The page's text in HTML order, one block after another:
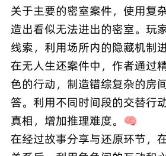
关于主要的密室案件，使用复
造出看似无法进出的密室。玩
线索，利用场所内的隐藏机制
在无人生还案件中，作者通过
色的行动，制造错综复杂的房
答。利用不同时间段的交替行
真相，增加推理难度。🧠
在经过故事分享与还原环节，